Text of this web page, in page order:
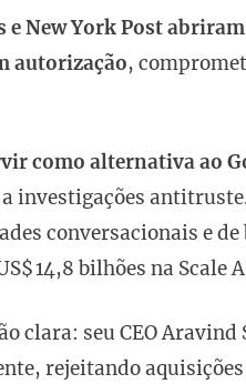
New York Post
autorização,
como alternativa ao
investigações
conversacionais e de
14,8 bilhões na Scale
clara: seu CEO Aravind
rejeitando